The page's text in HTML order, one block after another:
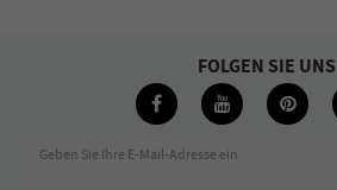
Geben Sie Ihre E-Mail-Adresse ein
FOLGEN SIE UNS